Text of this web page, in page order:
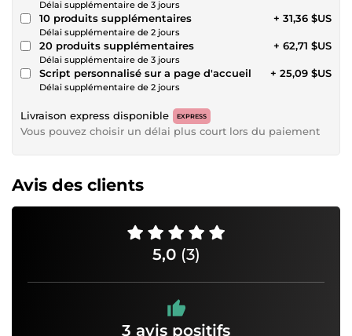
Délai supplémentaire de 3 jours
10 produits supplémentaires
Délai supplémentaire de 2 jours
+ 31,36 $US
20 produits supplémentaires
Délai supplémentaire de 3 jours
+ 62,71 $US
Script personnalisé sur a page d'accueil
Délai supplémentaire de 2 jours
+ 25,09 $US
Livraison express disponible EXPRESS
Vous pouvez choisir un délai plus court lors du paiement
Avis des clients
5,0 (3)
3 avis positifs